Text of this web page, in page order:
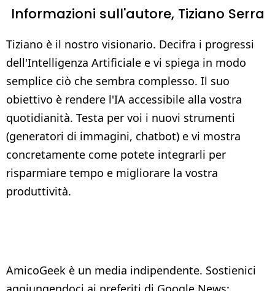
Informazioni sull'autore, Tiziano Serra
Tiziano è il nostro visionario. Decifra i progressi
dell'Intelligenza Artificiale e vi spiega in modo
semplice ciò che sembra complesso. Il suo
obiettivo è rendere l'IA accessibile alla vostra
quotidianità. Testa per voi i nuovi strumenti
(generatori di immagini, chatbot) e vi mostra
concretamente come potete integrarli per
risparmiare tempo e migliorare la vostra
produttività.
AmicoGeek è un media indipendente. Sostienici